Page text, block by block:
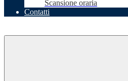
Scansione oraria
Contatti